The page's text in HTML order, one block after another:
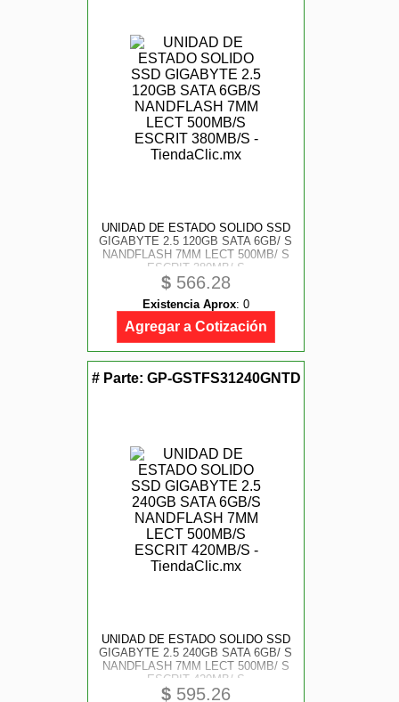
UNIDAD DE ESTADO SOLIDO SSD
GIGABYTE 2.5 120GB SATA 6GB/ S
NANDFLASH 7MM LECT 500MB/ S
ESCRIT 380MB/ S
$ 566.28
Existencia Aprox: 0
Agregar a Cotización
# Parte: GP-GSTFS31240GNTD
UNIDAD DE ESTADO SOLIDO SSD
GIGABYTE 2.5 240GB SATA 6GB/ S
NANDFLASH 7MM LECT 500MB/ S
ESCRIT 420MB/ S
$ 595.26